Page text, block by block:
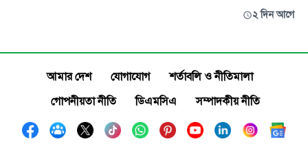
২ দিন আগে
আমার দেশ যোগাযোগ
শর্তাবলি ও নীতিমালা
গোপনীয়তা নীতি
ডিএমসিএ সম্পাদকীয় নীতি